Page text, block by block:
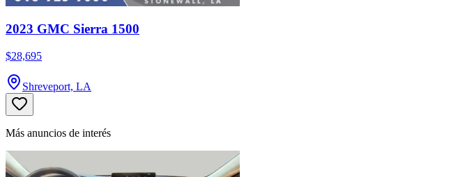
2023 GMC Sierra 1500
$28,695
Shreveport, LA
Más anuncios de interés